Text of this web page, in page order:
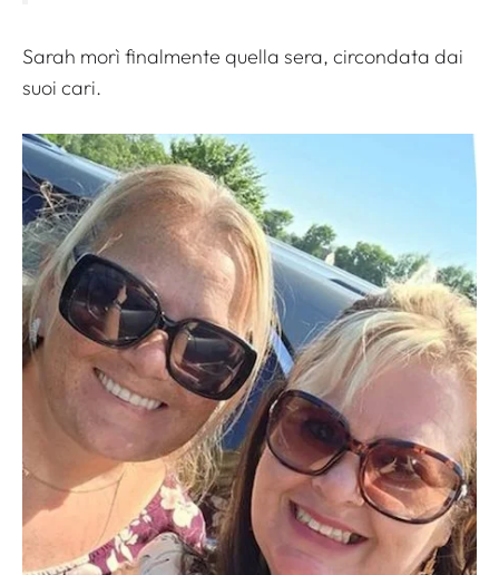
Sarah morì finalmente quella sera, circondata dai
suoi cari.